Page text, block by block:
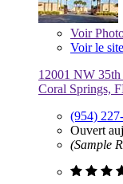
Voir
Voir le
12001 NW 35th
Coral Springs,
(954)
Ouvert
(Sample